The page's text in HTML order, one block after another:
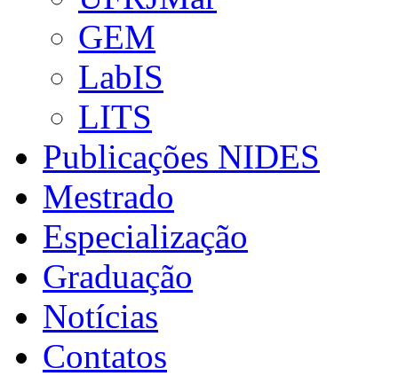
GEM
LabIS
LITS
Publicações NIDES
Mestrado
Especialização
Graduação
Notícias
Contatos